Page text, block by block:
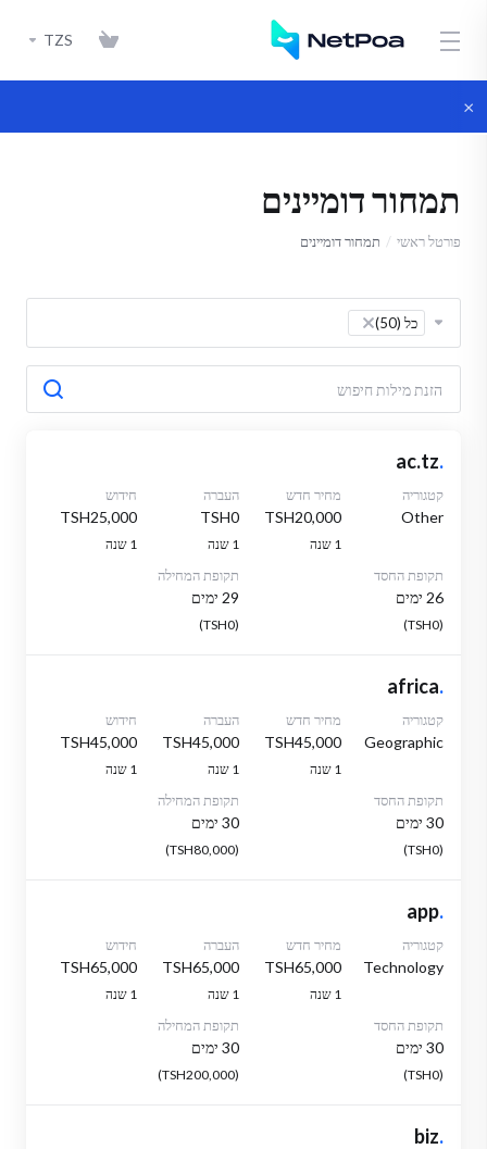
×
TZS
תמחור דומיינים
פורטל ראשי תמחור דומיינים
כל (50) ×
.
ac.tz
קטגוריה
Other
מחיר חדש
TSH20,000
1 שנה
העברה
TSH0
1 שנה
חידוש
TSH25,000
1 שנה
תקופת החסד
26 ימים
(TSH0)
תקופת המחילה
29 ימים
(TSH0)
.
africa
קטגוריה
Geographic
מחיר חדש
TSH45,000
1 שנה
העברה
TSH45,000
1 שנה
חידוש
TSH45,000
1 שנה
תקופת החסד
30 ימים
(TSH0)
תקופת המחילה
30 ימים
(TSH80,000)
.
app
קטגוריה
Technology
מחיר חדש
TSH65,000
1 שנה
העברה
TSH65,000
1 שנה
חידוש
TSH65,000
1 שנה
תקופת החסד
30 ימים
(TSH0)
תקופת המחילה
30 ימים
(TSH200,000)
.
biz